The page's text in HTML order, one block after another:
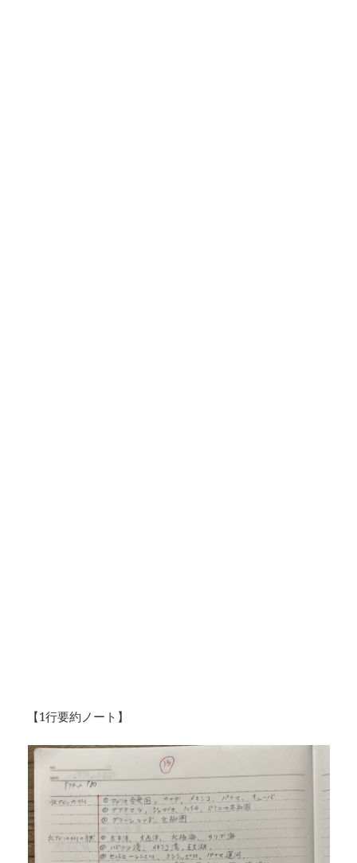
【1行要約ノート】